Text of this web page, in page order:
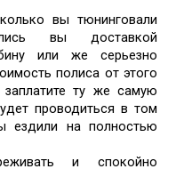
вы тюнинговали
вы доставкой
или же серьезно
полиса от этого
ту же самую
проводиться в том
на полностью
и спокойно